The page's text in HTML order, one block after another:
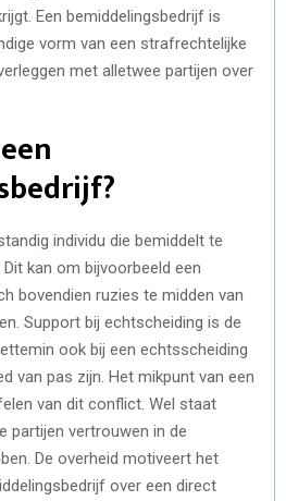
Een bemiddelingsbedrijf is
vorm van een strafrechtelijke
met alletwee partijen over
individu die bemiddelt te
kan om bijvoorbeeld een
bovendien ruzies te midden van
Support bij echtscheiding is de
ook bij een echtsscheiding
van pas zijn. Het mikpunt van een
van dit conflict. Wel staat
partijen vertrouwen in de
De overheid motiveert het
over een direct